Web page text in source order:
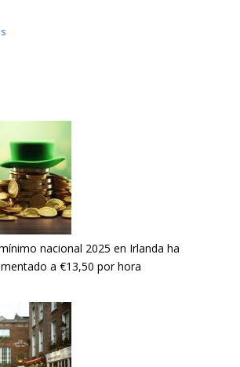
nacional 2025 en Irlanda ha
a €13,50 por hora